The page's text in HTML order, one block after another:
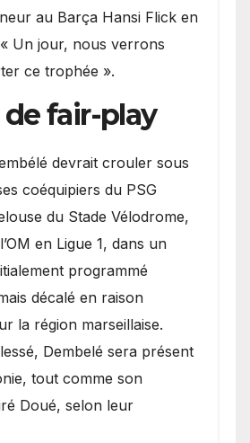
au Barça Hansi Flick en
Un jour, nous verrons
ce trophée ».
fair-play
devrait crouler sous
coéquipiers du PSG
du Stade Vélodrome,
en Ligue 1, dans un
programmé
décalé en raison
la région marseillaise.
Dembelé sera présent
tout comme son
Doué, selon leur